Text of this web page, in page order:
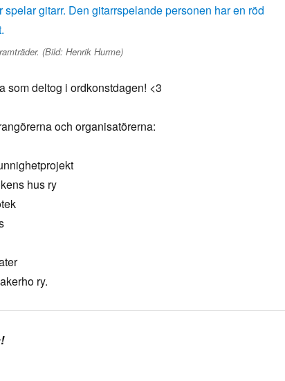
(Bild: Henrik Hurme)
som deltog i ordkonstdagen! <3
och organisatörerna:
hus ry
ry.